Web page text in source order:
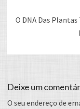
O DNA Das
Deixe um
O seu endereço de